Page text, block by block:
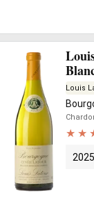
Louis
2025